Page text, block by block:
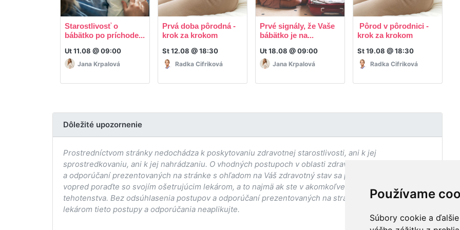
Používame
Súbory cookie a
Starostlivosť o
bábätko po príchode...
Ut 11.08 @ 09:00
Jana Krpalová
Prvá doba pôrodná -
krok za krokom
St 12.08 @ 18:30
Radka Cifriková
Prvé signály, že Vaše
bábätko je na...
Ut 18.08 @ 09:00
Jana Krpalová
Pôrod v pôrodnici -
krok za krokom
St 19.08 @ 18:30
Radka Cifriková
Dôležité upozornenie
Prostredníctvom stránky nedochádza k poskytovaniu zdravotnej starostlivosti, ani k jej
sprostredkovaniu, ani k jej nahrádzaniu. O vhodných postupoch v oblasti zdravia, vhodnosti postupov
a odporúčaní prezentovaných na stránke s ohľadom na Váš zdravotný stav sa pred ich aplikáciou vždy
vopred poraďte so svojím ošetrujúcim lekárom, a to najmä ak ste v akomkoľvek štádiu
tehotenstva. Bez odsúhlasenia postupov a odporúčaní prezentovaných na stránke Vaším ošetrujúcim
lekárom tieto postupy a odporúčania neaplikujte.